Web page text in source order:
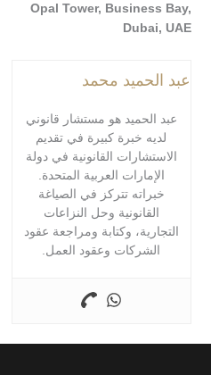
Opal Tower,
محمد
هو مستشار قانوني
خبرة كبيرة في تقديم
القانونية في دولة
العربية المتحدة.
تتركز في الصياغة
وحل النزاعات
وكتابة ومراجعة عقود
وعقود العمل.